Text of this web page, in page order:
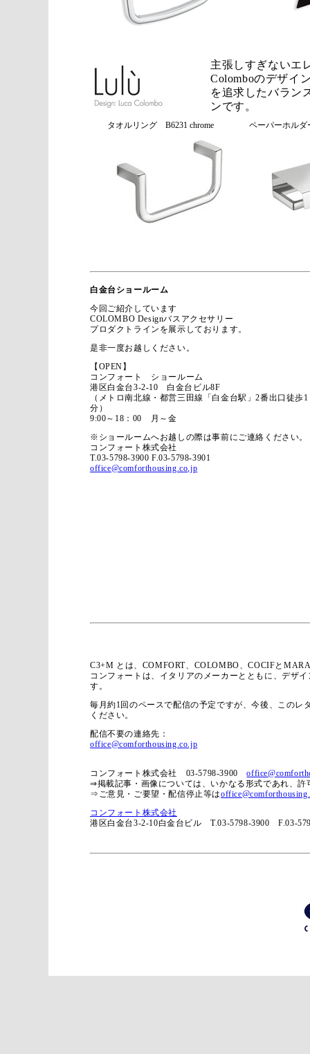
主張しすぎないエ
Colomboのデザイ
を追求したバラン
ンです。
タオルリング B6231 chrome ペーパーホル
白金台ショールーム
今回ご紹介しています
COLOMBO Designバスアクセサリー
プロダクトラインを展示しております。
是非一度お越しください。
【OPEN】
コンフォート ショールーム
港区白金台3-2-10 白金台ビル8F
（メトロ南北線・都営三田線「白金台駅」2番出口徒歩1
分）
9:00～18：00 月～金
※ショールームへお越しの際は事前にご連絡ください。
コンフォート株式会社
T.03-5798-3900 F.03-5798-3901
office@comforthousing.co,jp
C3+M とは、COMFORT、COLOMBO、COCIFと
コンフォートは、イタリアのメーカーとともに、デザ
す。
毎月約1回のペースで配信の予定ですが、今後、この
ください。
配信不要の連絡先：
office@comforthousing.co.jp
コンフォート株式会社 03-5798-3900
⇒掲載記事・画像については、いかなる形式であれ、
⇒ご意見・ご要望・配信停止等は
コンフォート株式会社
港区白金台3-2-10白金台ビル T.03-5798-3900 F.03-